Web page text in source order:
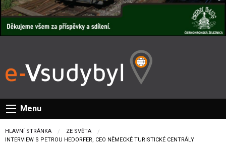
Menu
HLAVNÍ STRÁNKA
ZE SVĚTA
CURRENT:
INTERVIEW S PETROU HEDORFER, CEO NĚMECKÉ TURISTICKÉ CENTRÁLY